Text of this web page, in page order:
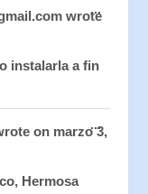
wrote
instalarla a fin
...this
on marzo 3,
Hermosa
...this